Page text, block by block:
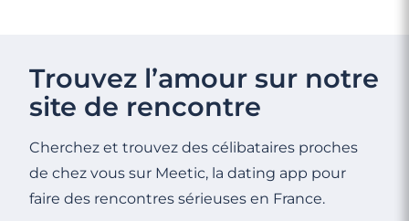
3
3
Trouvez l’amour sur notre
site de rencontre
Cherchez et trouvez des célibataires proches
de chez vous sur Meetic, la dating app pour
faire des rencontres sérieuses en France.